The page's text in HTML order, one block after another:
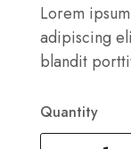
Lorem
adipiscing
blandit
Quantity